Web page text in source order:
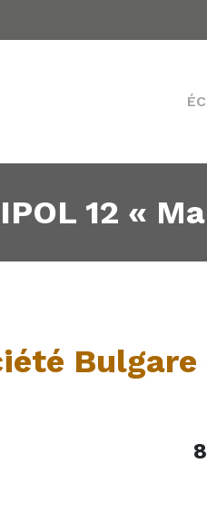
12 «